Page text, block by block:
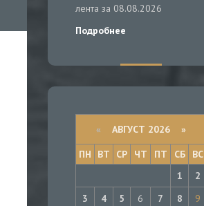
лента за 08.08.2026
Подробнее
« АВГУСТ 2026 »
ПН
ВТ СР ЧТ ПТ СБ
ВС
1
2
3
4 5 6 7 8
9